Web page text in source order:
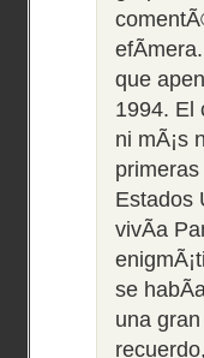
que
1994. El
ni mÃ¡s
Estados
vivÃ­a
se
una